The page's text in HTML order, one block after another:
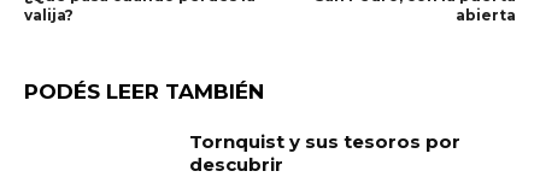
valija?
abierta
PODÉS LEER TAMBIÉN
Tornquist y sus tesoros por
descubrir